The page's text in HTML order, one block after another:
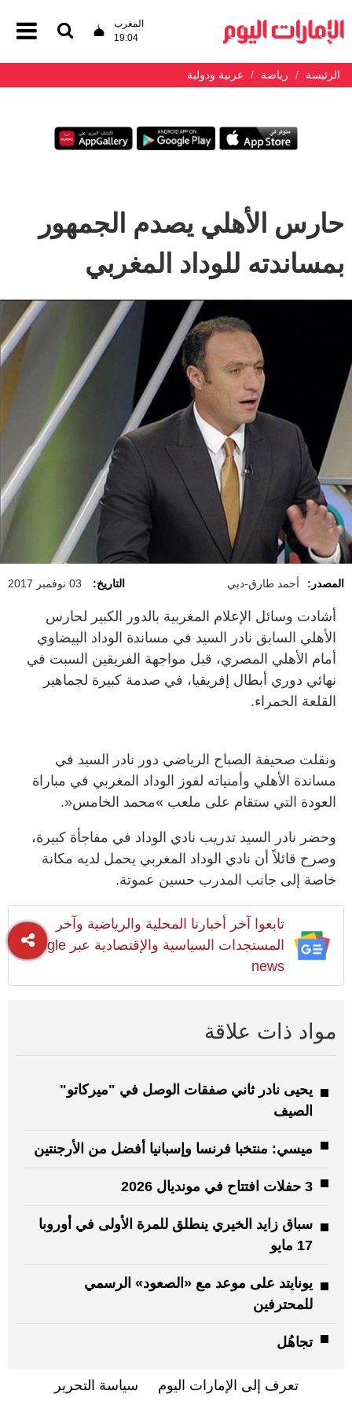
المغرب
19:04
الرئيسة رياضة عربية ودولية
حارس الأهلي يصدم الجمهور
بمساندته للوداد المغربي
المصدر: أحمد طارق-دبي التاريخ: 03 نوفمبر 2017
أشادت وسائل الإعلام المغربية بالدور الكبير لحارس
الأهلي السابق نادر السيد في مساندة الوداد البيضاوي
أمام الأهلي المصري، قبل مواجهة الفريقين السبت في
نهائي دوري أبطال إفريقيا، في صدمة كبيرة لجماهير
القلعة الحمراء.
ونقلت صحيفة الصباح الرياضي دور نادر السيد في
مساندة الأهلي وأمنياته لفوز الوداد المغربي في مباراة
العودة التي ستقام على ملعب »محمد الخامس«.
وحضر نادر السيد تدريب نادي الوداد في مفاجأة كبيرة،
وصرح قائلاً أن نادي الوداد المغربي يحمل لديه مكانة
خاصة إلى جانب المدرب حسين عموتة.
تابعوا آخر أخبارنا المحلية والرياضية وآخر
المستجدات السياسية والإقتصادية عبر Google
news
مواد ذات علاقة
يحيى نادر ثاني صفقات الوصل في "ميركاتو"
الصيف
ميسي: منتخبا فرنسا وإسبانيا أفضل من الأرجنتين
3 حفلات افتتاح في مونديال 2026
سباق زايد الخيري ينطلق للمرة الأولى في أوروبا
17 مايو
يونايتد على موعد مع «الصعود» الرسمي
للمحترفين
تجاهُل
تعرف إلى الإمارات اليوم سياسة التحرير